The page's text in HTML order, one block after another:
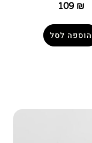
109₪
הוספה לסל